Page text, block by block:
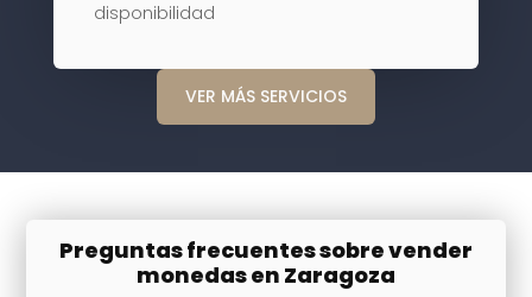
disponibilidad
VER MÁS SERVICIOS
Preguntas frecuentes sobre vender
monedas en Zaragoza